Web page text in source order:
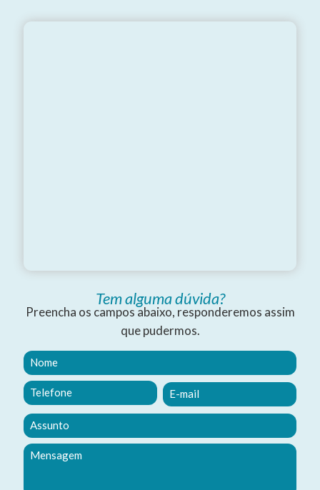
Tem alguma dúvida?
Preencha os campos abaixo, responderemos assim
que pudermos.